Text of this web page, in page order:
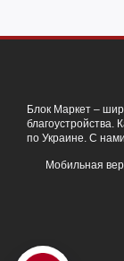
Блок Маркет –
благоустройства.
по Украине. С
Мобильная